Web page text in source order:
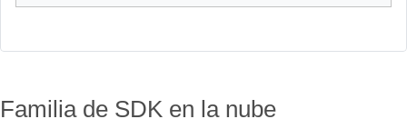
Familia de SDK en la nube